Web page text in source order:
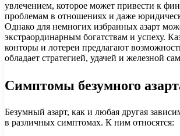
увлечением, которое может привести к
проблемам в отношениях и даже
Однако для немногих избранных азарт
экстраординарным богатствам и успеху.
конторы и лотереи предлагают
обладает стратегией, удачей и железной
Симптомы безумного
Безумный азарт, как и любая другая
в различных симптомах. К ним относятся: